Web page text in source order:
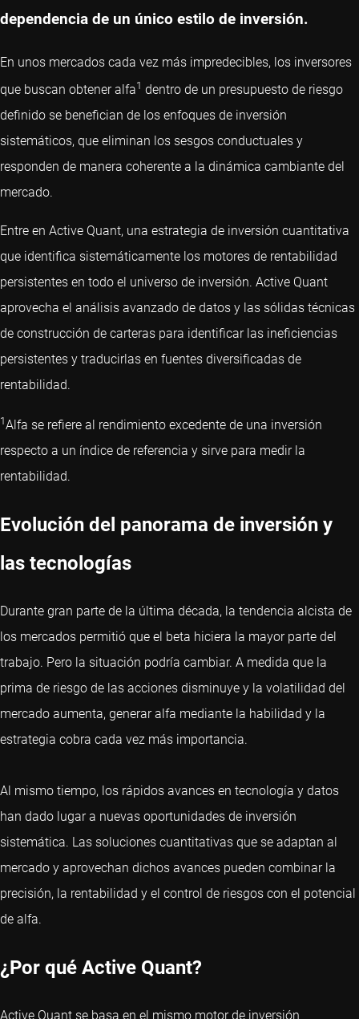
dependencia de un único estilo de inversión.
En unos mercados cada vez más impredecibles, los inversores
que buscan obtener alfa1 dentro de un presupuesto de riesgo
definido se benefician de los enfoques de inversión
sistemáticos, que eliminan los sesgos conductuales y
responden de manera coherente a la dinámica cambiante del
mercado.
Entre en Active Quant, una estrategia de inversión cuantitativa
que identifica sistemáticamente los motores de rentabilidad
persistentes en todo el universo de inversión. Active Quant
aprovecha el análisis avanzado de datos y las sólidas técnicas
de construcción de carteras para identificar las ineficiencias
persistentes y traducirlas en fuentes diversificadas de
rentabilidad.
1Alfa se refiere al rendimiento excedente de una inversión
respecto a un índice de referencia y sirve para medir la
rentabilidad.
Evolución del panorama de inversión y
las tecnologías
Durante gran parte de la última década, la tendencia alcista de
los mercados permitió que el beta hiciera la mayor parte del
trabajo. Pero la situación podría cambiar. A medida que la
prima de riesgo de las acciones disminuye y la volatilidad del
mercado aumenta, generar alfa mediante la habilidad y la
estrategia cobra cada vez más importancia.
Al mismo tiempo, los rápidos avances en tecnología y datos
han dado lugar a nuevas oportunidades de inversión
sistemática. Las soluciones cuantitativas que se adaptan al
mercado y aprovechan dichos avances pueden combinar la
precisión, la rentabilidad y el control de riesgos con el potencial
de alfa.
¿Por qué Active Quant?
Active Quant se basa en el mismo motor de inversión